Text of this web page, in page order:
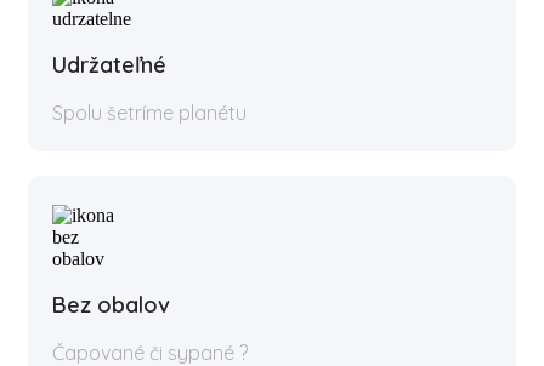
Udržateľné
Spolu šetríme planétu
Bez obalov
Čapované či sypané ?